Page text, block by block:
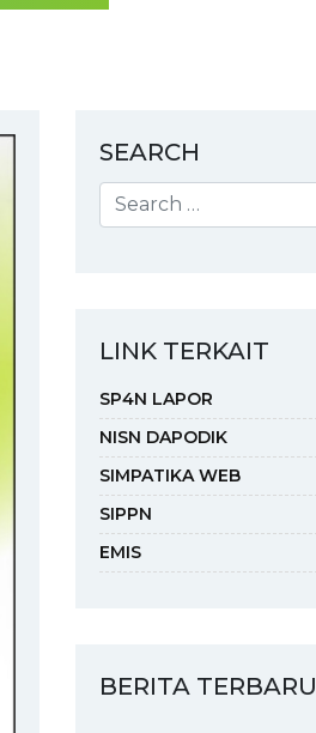
SEARCH
LINK TERKAIT
SP4N LAPOR
NISN DAPODIK
SIMPATIKA WEB
SIPPN
EMIS
BERITA TERBARU